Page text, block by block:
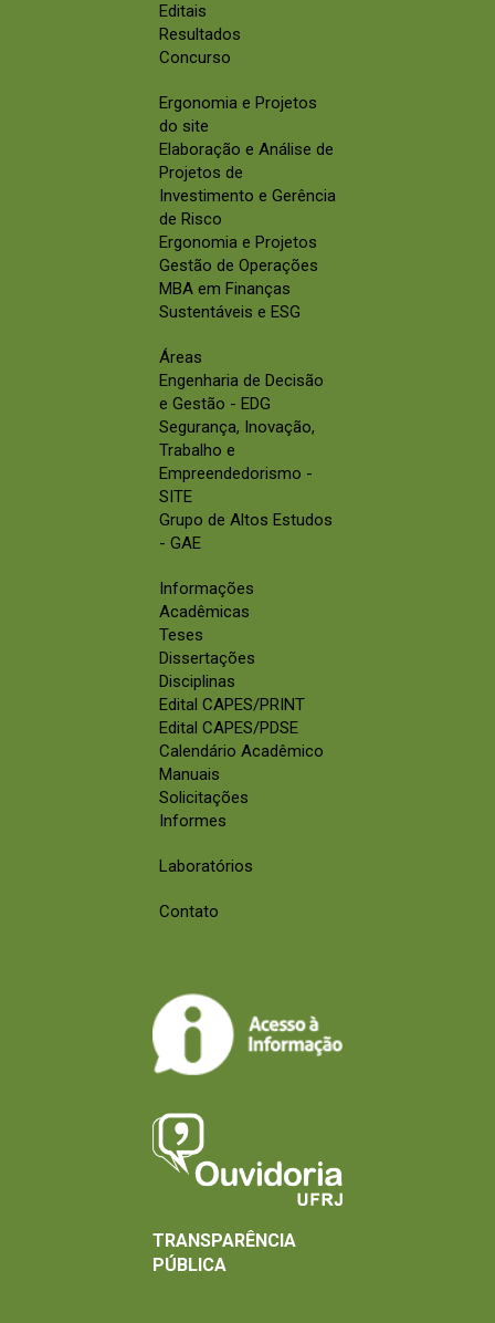
Editais
Resultados
Concurso
Ergonomia e Projetos
do site
Elaboração e Análise de
Projetos de
Investimento e Gerência
de Risco
Ergonomia e Projetos
Gestão de Operações
MBA em Finanças
Sustentáveis e ESG
Áreas
Engenharia de Decisão
e Gestão - EDG
Segurança, Inovação,
Trabalho e
Empreendedorismo -
SITE
Grupo de Altos Estudos
- GAE
Informações
Acadêmicas
Teses
Dissertações
Disciplinas
Edital CAPES/PRINT
Edital CAPES/PDSE
Calendário Acadêmico
Manuais
Solicitações
Informes
Laboratórios
Contato
TRANSPARÊNCIA
PÚBLICA